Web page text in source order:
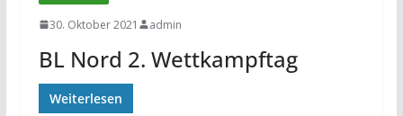
30. Oktober 2021 admin
BL Nord 2. Wettkampftag
Weiterlesen